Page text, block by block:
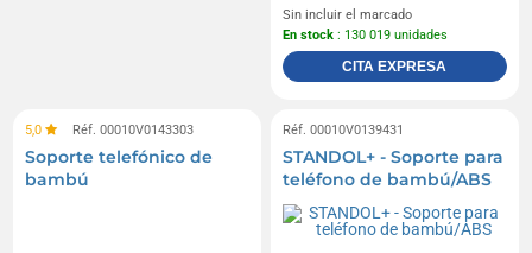
Sin incluir el marcado
En stock : 130 019 unidades
CITA EXPRESA
5,0 Réf. 00010V0143303
Soporte telefónico de
bambú
Réf. 00010V0139431
STANDOL+ - Soporte para
teléfono de bambú/ABS